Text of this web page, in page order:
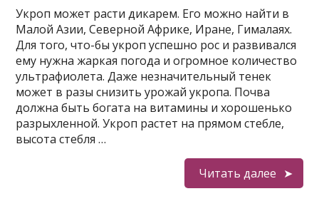
Укроп может расти дикарем. Его можно найти в
Малой Азии, Северной Африке, Иране, Гималаях.
Для того, что-бы укроп успешно рос и развивался
ему нужна жаркая погода и огромное количество
ультрафиолета. Даже незначительный тенек
может в разы снизить урожай укропа. Почва
должна быть богата на витамины и хорошенько
разрыхленной. Укроп растет на прямом стебле,
высота стебля …
Читать далее